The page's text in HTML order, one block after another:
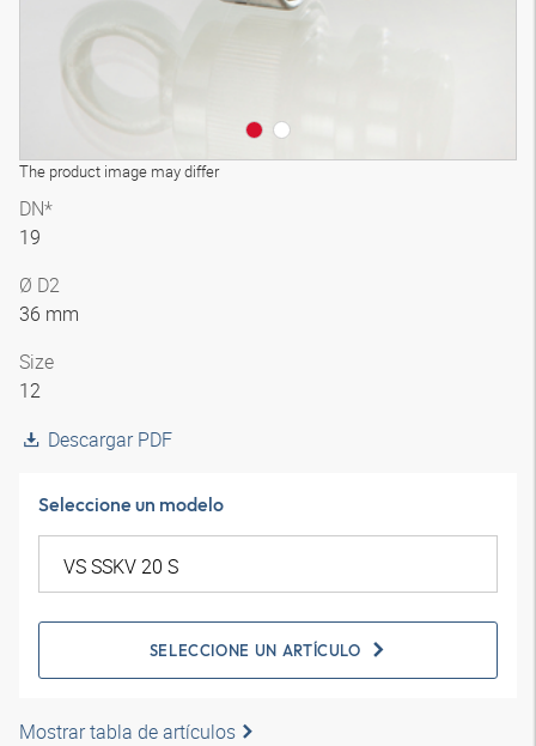
The product image may differ
DN*
19
Ø D2
36 mm
Size
12
Descargar PDF
Seleccione un modelo
SELECCIONE UN ARTÍCULO
Mostrar tabla de artículos